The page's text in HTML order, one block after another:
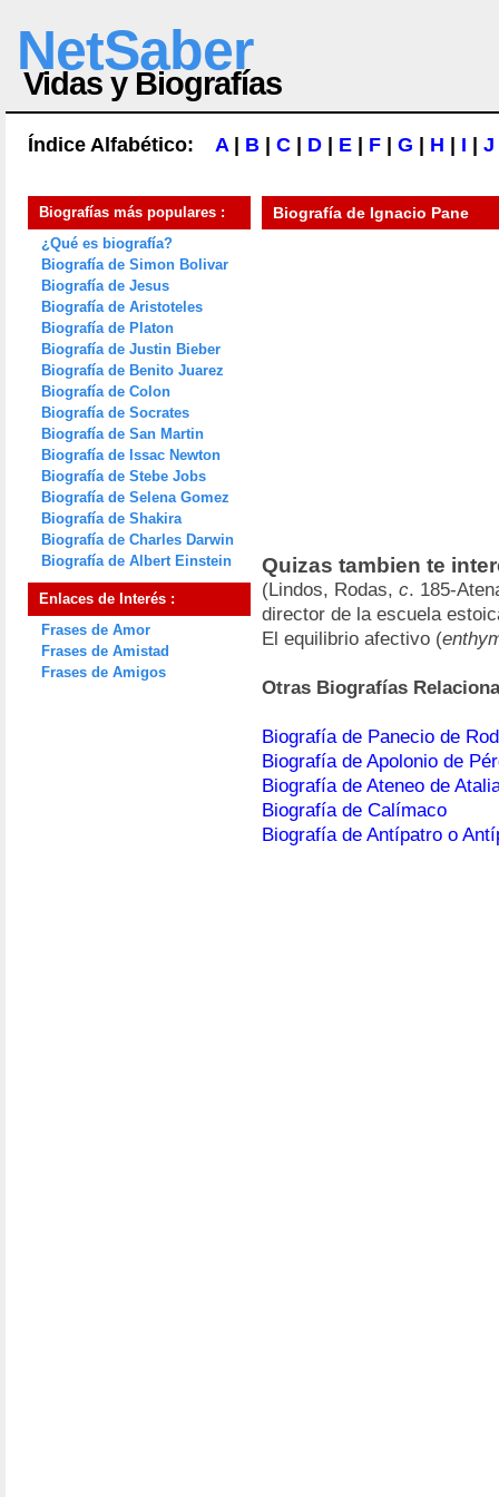
NetSaber
Vidas y Biografías
Índice Alfabético: A| B C D E F G H I J
Biografías más populares :
¿Qué es biografía?
Biografía de Simon Bolivar
Biografía de Jesus
Biografía de Aristoteles
Biografía de Platon
Biografía de Justin Bieber
Biografía de Benito Juarez
Biografía de Colon
Biografía de Socrates
Biografía de San Martin
Biografía de Issac Newton
Biografía de Stebe Jobs
Biografía de Selena Gomez
Biografía de Shakira
Biografía de Charles Darwin
Biografía de Albert Einstein
Enlaces de Interés :
Frases de Amor
Frases de Amistad
Frases de Amigos
Biografía de Ignacio Pane
Quizas tambien te
(Lindos, Rodas, c. 185-
director de la escuela
El equilibrio afectivo (
Otras Biografías
Biografía de Panecio de
Biografía de Apolonio de
Biografía de Ateneo de
Biografía de Calímaco
Biografía de Antípatro o